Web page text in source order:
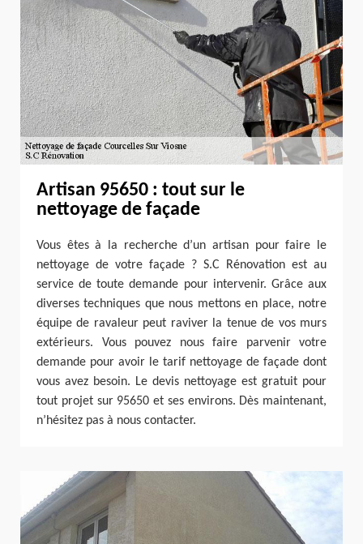
Artisan 95650 : tout sur le
nettoyage de façade
Vous êtes à la recherche d’un artisan pour faire le
nettoyage de votre façade ? S.C Rénovation est au
service de toute demande pour intervenir. Grâce aux
diverses techniques que nous mettons en place, notre
équipe de ravaleur peut raviver la tenue de vos murs
extérieurs. Vous pouvez nous faire parvenir votre
demande pour avoir le tarif nettoyage de façade dont
vous avez besoin. Le devis nettoyage est gratuit pour
tout projet sur 95650 et ses environs. Dès maintenant,
n’hésitez pas à nous contacter.